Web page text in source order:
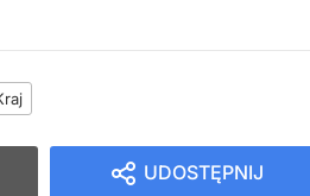
UDOSTĘPNIJ